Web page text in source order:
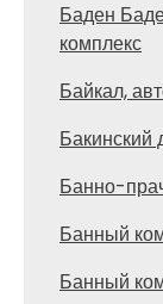
Баден
комплекс
Байкал,
Бакинский
Банно-
Банный
Банный